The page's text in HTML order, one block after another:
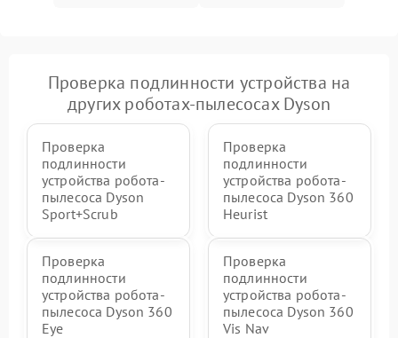
Проверка подлинности устройства на
других роботах-пылесосах Dyson
Проверка
подлинности
устройства робота-
пылесоса Dyson
Sport+Scrub
Проверка
подлинности
устройства робота-
пылесоса Dyson 360
Heurist
Проверка
подлинности
устройства робота-
пылесоса Dyson 360
Eye
Проверка
подлинности
устройства робота-
пылесоса Dyson 360
Vis Nav